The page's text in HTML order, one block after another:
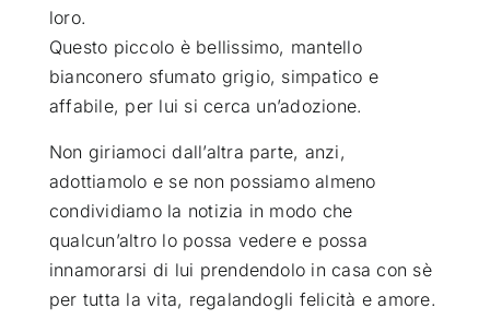
loro.
Questo piccolo è bellissimo, mantello
bianconero sfumato grigio, simpatico e
affabile, per lui si cerca un’adozione.
Non giriamoci dall’altra parte, anzi,
adottiamolo e se non possiamo almeno
condividiamo la notizia in modo che
qualcun’altro lo possa vedere e possa
innamorarsi di lui prendendolo in casa con sè
per tutta la vita, regalandogli felicità e amore.